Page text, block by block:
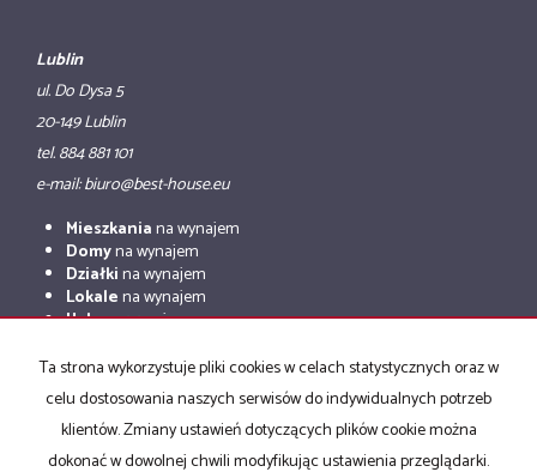
Lublin
ul. Do Dysa 5
20-149 Lublin
tel. 884 881 101
e-mail: biuro@best-house.eu
Mieszkaniana wynajem
Domyna wynajem
Działkina wynajem
Lokalena wynajem
Halena wynajem
Mieszkania
na sprzedaż
Domyna sprzedaż
Działkina sprzedaż
Lokalena sprzedaż
Ta strona wykorzystuje pliki cookies w celach statystycznych oraz w
celu dostosowania naszych serwisów do indywidualnych potrzeb
klientów. Zmiany ustawień dotyczących plików cookie można
dokonać w dowolnej chwili modyfikując ustawienia przeglądarki.